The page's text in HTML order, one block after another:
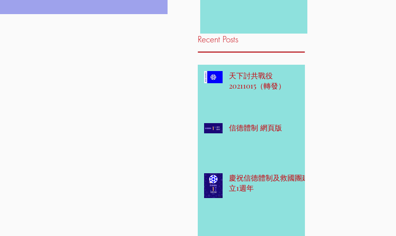
Recent Posts
天下討共戰役
20211015（轉發）
信德體制 網頁版
慶祝信德體制及救國團建
立1週年